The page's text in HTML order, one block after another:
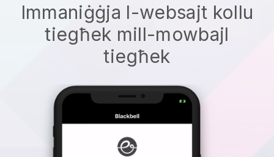
Immaniġġja l-websajt kollu
tiegħek mill-mowbajl
tiegħek